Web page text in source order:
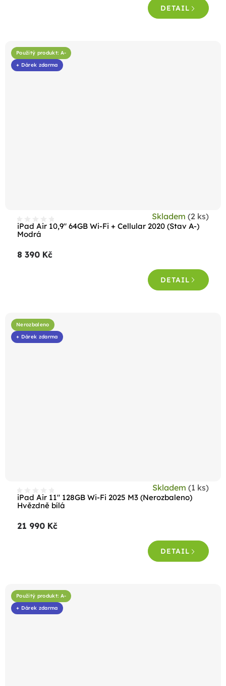
DETAIL
Použitý produkt: A-
+ Dárek zdarma
iPad Air 10,9" 64GB Wi-Fi + Cellular 2020 (Stav A-)
Modrá
Skladem (2 ks)
8 390 Kč
DETAIL
Nerozbaleno
+ Dárek zdarma
iPad Air 11" 128GB Wi-Fi 2025 M3 (Nerozbaleno)
Hvězdně bílá
Skladem (1 ks)
21 990 Kč
DETAIL
Použitý produkt: A-
+ Dárek zdarma